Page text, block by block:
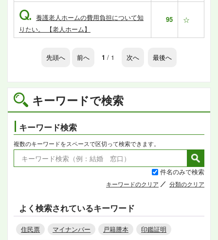
キーワードで検索
キーワード検索
複数のキーワードをスペースで区切って検索できます。
件名のみで検索
キーワードのクリア 分類のクリア
よく検索されているキーワード
住民票 マイナンバー 戸籍謄本
印鑑証明
Q. 養護老人ホームの費用負担について知
りたい。 【老人ホーム】
95 ☆
先頭へ 前へ 1 / 1 次へ 最後へ